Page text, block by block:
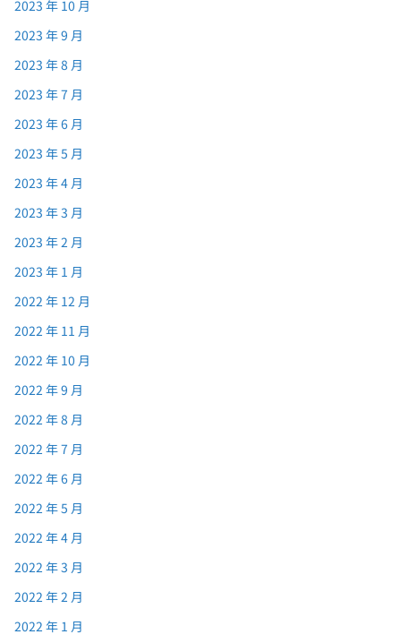
2023 年 10 月
2023 年 9 月
2023 年 8 月
2023 年 7 月
2023 年 6 月
2023 年 5 月
2023 年 4 月
2023 年 3 月
2023 年 2 月
2023 年 1 月
2022 年 12 月
2022 年 11 月
2022 年 10 月
2022 年 9 月
2022 年 8 月
2022 年 7 月
2022 年 6 月
2022 年 5 月
2022 年 4 月
2022 年 3 月
2022 年 2 月
2022 年 1 月